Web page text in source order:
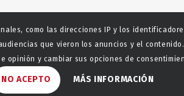
Política de privacidad
como las direcciones IP y los
que vieron los anuncios y el
opinión y cambiar sus opciones de
NO ACEPTO MÁS INFORMACIÓN